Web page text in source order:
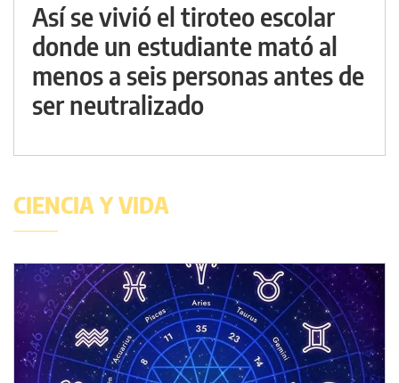
Así se vivió el tiroteo escolar
donde un estudiante mató al
menos a seis personas antes de
ser neutralizado
CIENCIA Y VIDA